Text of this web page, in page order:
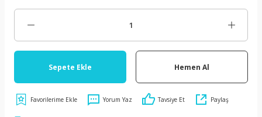
Sepete Ekle Hemen Al
Yorum Yaz Tavsiye Et Paylaş